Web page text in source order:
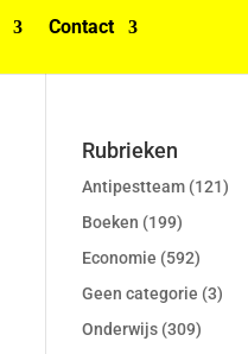
Contact
Rubrieken
Antipestteam (121)
Boeken (199)
Economie (592)
Geen categorie (3)
Onderwijs (309)